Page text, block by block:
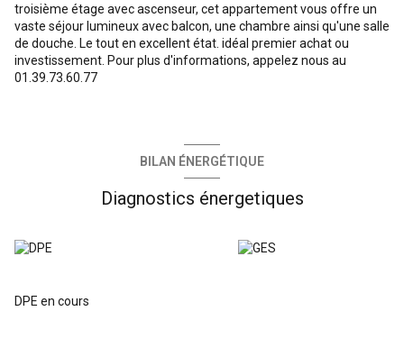
troisième étage avec ascenseur, cet appartement vous offre un
vaste séjour lumineux avec balcon, une chambre ainsi qu'une salle
de douche. Le tout en excellent état. idéal premier achat ou
investissement. Pour plus d'informations, appelez nous au
01.39.73.60.77
BILAN ÉNERGÉTIQUE
Diagnostics énergetiques
DPE en cours